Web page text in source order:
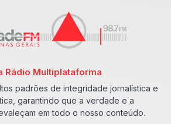
Rádio Multiplataforma
padrões de integridade jornalística e
garantindo que a verdade e a
em todo o nosso conteúdo.